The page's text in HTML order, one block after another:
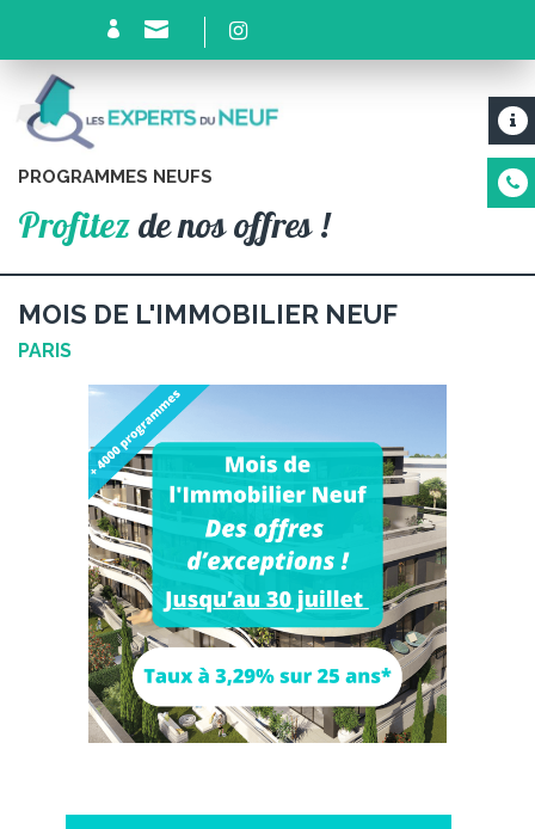
PROGRAMMES NEUFS
Profitezde nos offres !
MOIS DE L'IMMOBILIER NEUF
PARIS